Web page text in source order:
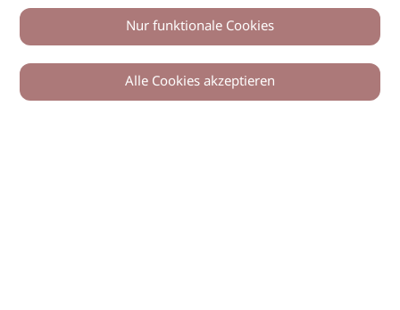
Nur funktionale Cookies
Alle Cookies akzeptieren